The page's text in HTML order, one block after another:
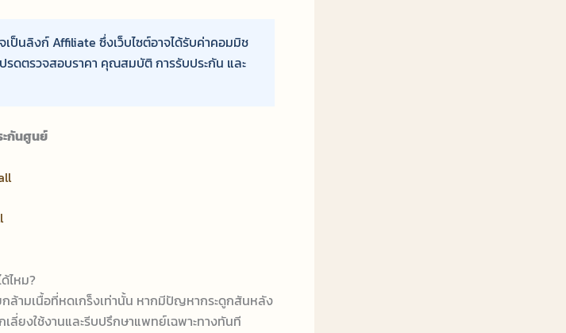
เป็นลิงก์ Affiliate ซึ่งเว็บไซต์อาจได้รับค่าคอมมิช
รดตรวจสอบราคา คุณสมบัติ การรับประกัน และ
ะกันศูนย์
ไหม?
ล้ามเนื้อที่หดเกร็งเท่านั้น หากมีปัญหากระดูกสันหลัง
ลี่ยงใช้งานและรีบปรึกษาแพทย์เฉพาะทางทันที